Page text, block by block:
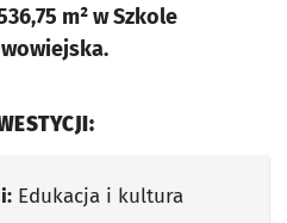
m² w Szkole
Edukacja i kultura